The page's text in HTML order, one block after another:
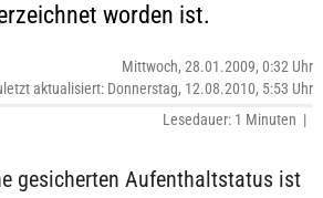
worden ist.
Mittwoch, 28.01.2009, 0:32 Uhr
aktualisiert: Donnerstag, 12.08.2010, 5:53 Uhr
Lesedauer: 1 Minuten |
gesicherten Aufenthaltstatus ist